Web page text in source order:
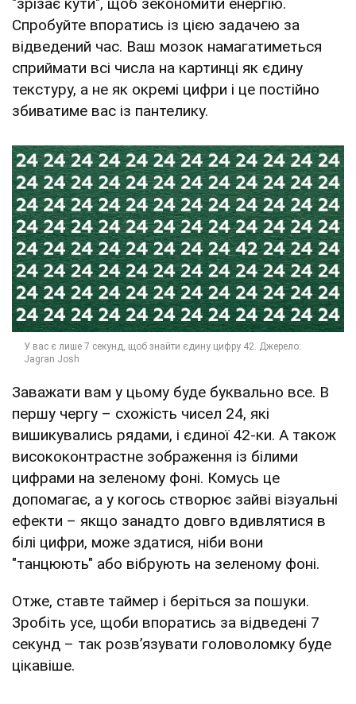
Спробуйте впоратись із цією задачею за
відведений час. Ваш мозок намагатиметься
сприймати всі числа на картинці як єдину
текстуру, а не як окремі цифри і це постійно
збиватиме вас із пантелику.
Заважати вам у цьому буде буквально все. В
першу чергу – схожість чисел 24, які
вишикувались рядами, і єдиної 42-ки. А також
висококонтрастне зображення із білими
цифрами на зеленому фоні. Комусь це
допомагає, а у когось створює зайві візуальні
ефекти – якщо занадто довго вдивлятися в
білі цифри, може здатися, ніби вони
"танцюють" або вібрують на зеленому фоні.
Отже, ставте таймер і беріться за пошуки.
Зробіть усе, щоби впоратись за відведені 7
секунд – так розв’язувати головоломку буде
цікавіше.